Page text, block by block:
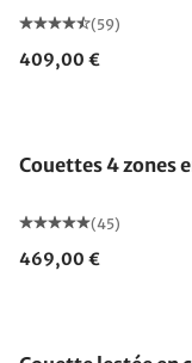
(59)
409,00 €
Couettes 4 zones
(45)
469,00 €